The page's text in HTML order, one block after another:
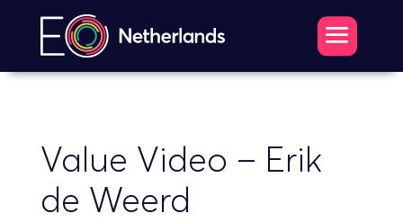
Value Video – Erik
de Weerd